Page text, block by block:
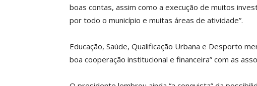
boas contas, assim como a execução de muitos
por todo o município e muitas áreas de atividade”.
Educação, Saúde, Qualificação Urbana e Desporto
boa cooperação institucional e financeira” com as